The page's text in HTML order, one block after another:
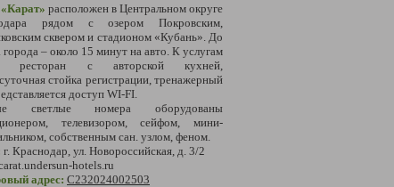
«Карат» расположен в Центральном округе
рядом с озером Покровским,
сквером и стадионом «Кубань». До
города – около 15 минут на авто. К услугам
ресторан с авторской кухней,
стойка регистрации, тренажерный
доступ WI-FI.
светлые номера оборудованы
телевизором, сейфом, мини-
собственным сан. узлом, феном.
г. Краснодар, ул. Новороссийская, д. 3/2
hotels.ru
адрес: С232024002503